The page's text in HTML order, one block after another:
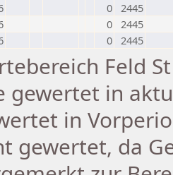
0 2445
0 2445
0 2445
Feld
gewertet in
in
gewertet, da